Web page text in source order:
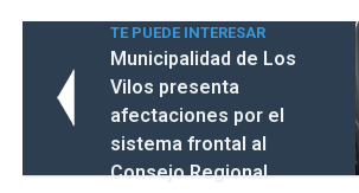
TE PUEDE INTERESAR
Municipalidad de Los
Vilos presenta
afectaciones por el
sistema frontal al
Consejo Regional